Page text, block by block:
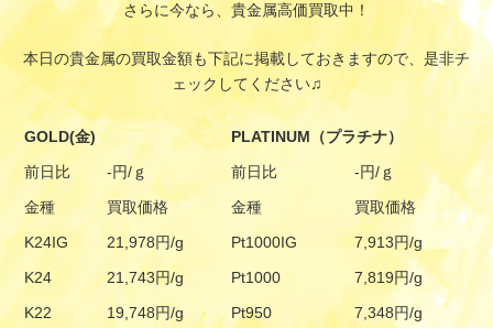
さらに今なら、貴金属高価買取中！
本日の貴金属の買取金額も下記に掲載しておきますので、是非チ
ェックしてください♫
GOLD(金)
PLATINUM（プラチナ）
前日比
-円/ｇ 前日比
-円/ｇ
金種
買取価格 金種
買取価格
K24IG
21,978円/g Pt1000IG
7,913円/g
K24
21,743円/g Pt1000
7,819円/g
K22
19,748円/g Pt950
7,348円/g